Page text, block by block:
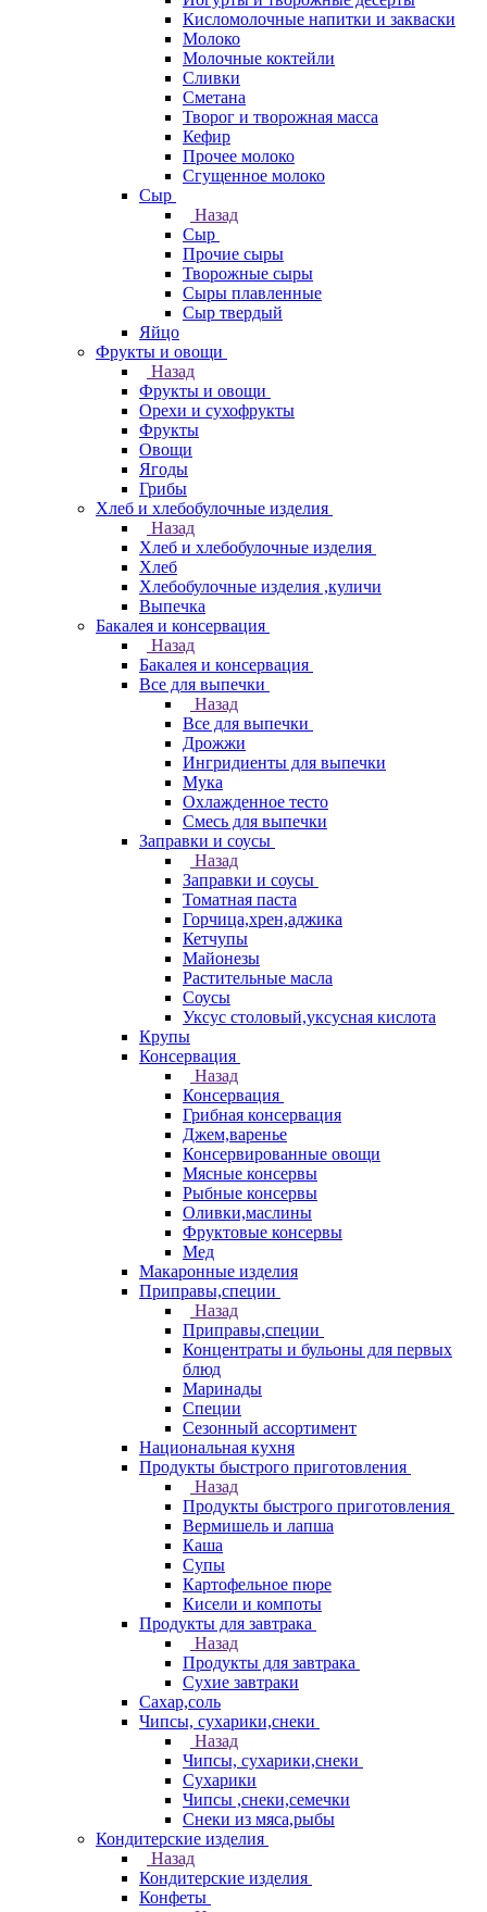
Кисломолочные напитки и закваски
Молоко
Молочные коктейли
Сливки
Сметана
Творог и творожная масса
Кефир
Прочее молоко
Сгущенное молоко
Сыр
Назад
Сыр
Прочие сыры
Творожные сыры
Сыры плавленные
Сыр твердый
Яйцо
Фрукты и овощи
Назад
Фрукты и овощи
Орехи и сухофрукты
Фрукты
Овощи
Ягоды
Грибы
Хлеб и хлебобулочные изделия
Назад
Хлеб и хлебобулочные изделия
Хлеб
Хлебобулочные изделия ,куличи
Выпечка
Бакалея и консервация
Назад
Бакалея и консервация
Все для выпечки
Назад
Все для выпечки
Дрожжи
Ингридиенты для выпечки
Мука
Охлажденное тесто
Смесь для выпечки
Заправки и соусы
Назад
Заправки и соусы
Томатная паста
Горчица,хрен,аджика
Кетчупы
Майонезы
Растительные масла
Соусы
Уксус столовый,уксусная кислота
Крупы
Консервация
Назад
Консервация
Грибная консервация
Джем,варенье
Консервированные овощи
Мясные консервы
Рыбные консервы
Оливки,маслины
Фруктовые консервы
Мед
Макаронные изделия
Приправы,специи
Назад
Приправы,специи
Концентраты и бульоны для первых
блюд
Маринады
Специи
Сезонный ассортимент
Национальная кухня
Продукты быстрого приготовления
Назад
Продукты быстрого приготовления
Вермишель и лапша
Каша
Супы
Картофельное пюре
Кисели и компоты
Продукты для завтрака
Назад
Продукты для завтрака
Сухие завтраки
Сахар,соль
Чипсы, сухарики,снеки
Назад
Чипсы, сухарики,снеки
Сухарики
Чипсы ,снеки,семечки
Снеки из мяса,рыбы
Кондитерские изделия
Назад
Кондитерские изделия
Конфеты